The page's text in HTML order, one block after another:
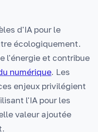
d'IA pour le
écologiquement.
l'énergie et contribue
numérique. Les
enjeux privilégient
l'IA pour les
valeur ajoutée